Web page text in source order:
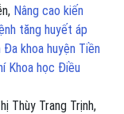
Nâng cao kiến
tăng huyết áp
khoa huyện Tiền
Khoa học Điều
Thùy Trang Trịnh,